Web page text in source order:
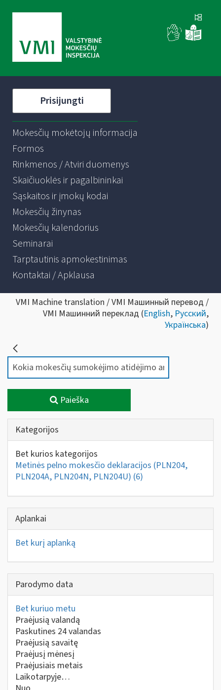
Prisijungti
Mokesčių mokėtojų informacija
Formos
Rinkmenos / Atviri duomenys
Skaičiuoklės ir pagalbininkai
Sąskaitos ir įmokų kodai
Mokesčių žinynas
Mokesčių kalendorius
Seminarai
Tarptautinis apmokestinimas
Kontaktai / Apklausa
VMI Machine translation / VMI Машинный перевод /
VMI Машинний переклад (English, Русский,
Українська)
Paieška
Kategorijos
Bet kurios kategorijos
Metinės pelno mokesčio deklaracijos (PLN204,
PLN204A, PLN204N, PLN204U) (6)
Aplankai
Bet kurį aplanką
Parodymo data
Bet kuriuo metu
Praėjusią valandą
Paskutines 24 valandas
Praėjusią savaitę
Praėjusį mėnesį
Praėjusiais metais
Laikotarpyje…